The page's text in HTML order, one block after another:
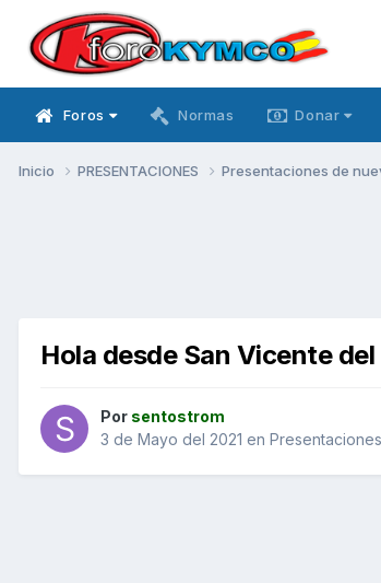
Foros Normas Donar
Inicio PRESENTACIONES Presentaciones de
Hola desde San Vicente del
Por sentostrom
3 de Mayo del 2021 en